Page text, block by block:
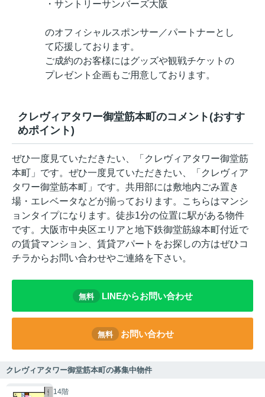
・サントリーサンバーズ大阪
のオフィシャルスポンサー／パートナーとし
て応援しております。
ご成約のお客様にはグッズや観戦チケットの
プレゼント企画もご用意しております。
クレヴィアタワー御堂筋本町のコメント(おすす
めポイント)
ぜひ一度見ていただきたい、「クレヴィアタワー御堂筋
本町」です。ぜひ一度見ていただきたい、「クレヴィア
タワー御堂筋本町」です。共用部には敷地内ごみ置き
場・エレベータなどが揃っております。こちらはマンシ
ョンタイプになります。徒歩1分の位置に駅がある物件
です。大阪市中央区エリアと地下鉄御堂筋線本町付近で
の賃貸マンション、賃貸アパートをお探しの方はぜひコ
チラからお問い合わせやご連絡を下さい。
無料 LINEからお問い合わせ
無料 お問い合わせ
クレヴィアタワー御堂筋本町の募集中物件
14階